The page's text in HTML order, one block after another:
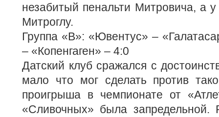
незабитый пенальти Митровича, а у
Митроглу.
Группа «В»: «Ювентус» –
– «Копенгаген» – 4:0
Датский клуб сражался с
мало что мог сделать против
проигрыша в чемпионате от
«Сливочных» была запредельной.